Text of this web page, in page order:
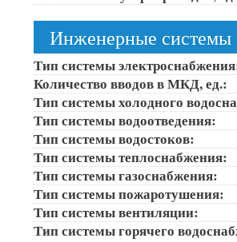
Инженерные системы
Тип системы
Количество вводов в МКД, ед.:
Тип системы холодного
Тип системы водоотведения:
Тип системы водостоков:
Тип системы теплоснабжения:
Тип системы газоснабжения:
Тип системы пожаротушения:
Тип системы вентиляции:
Тип системы горячего